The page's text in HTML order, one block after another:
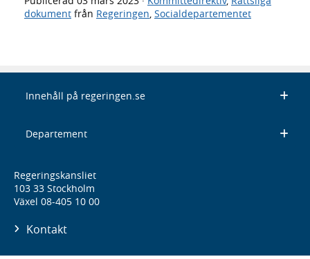
dokument från Regeringen, Socialdepartementet
Innehåll på regeringen.se
Departement
Regeringskansliet
103 33 Stockholm
Växel 08-405 10 00
Kontakt